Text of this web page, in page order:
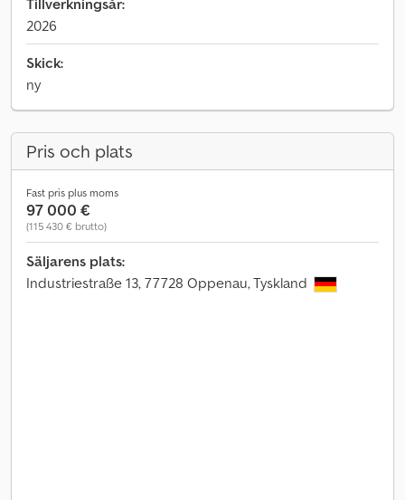
Tillverkningsår:
2026
Skick:
ny
Pris och plats
Fast pris plus moms
97 000 €
(115 430 € brutto)
Säljarens plats:
Industriestraße 13, 77728 Oppenau, Tyskland